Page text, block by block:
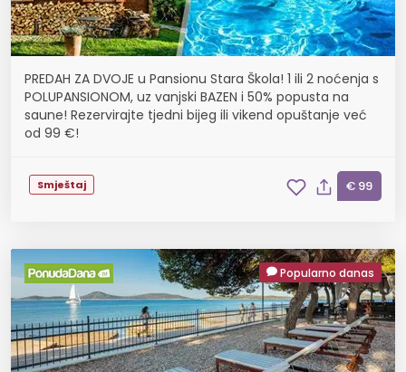
PREDAH ZA DVOJE u Pansionu Stara Škola! 1 ili 2 noćenja s
POLUPANSIONOM, uz vanjski BAZEN i 50% popusta na
saune! Rezervirajte tjedni bijeg ili vikend opuštanje već
od 99 €!
Smještaj € 99
Popularno danas